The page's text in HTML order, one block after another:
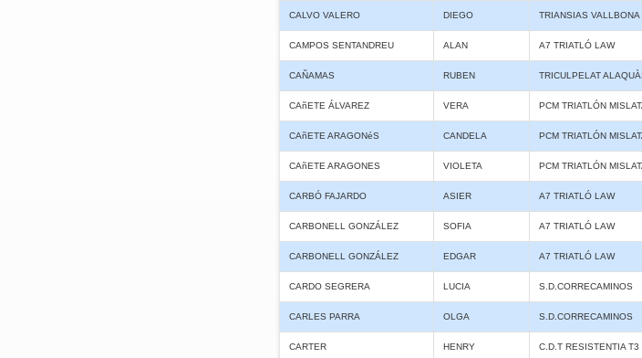
CALVO VALERO DIEGO TRIANSIAS VALLBONA
CAMPOS SENTANDREU ALAN A7 TRIATLÓ LAW
CAÑAMAS RUBEN TRICULPELAT
CAñETE ÁLVAREZ VERA PCM TRIATLÓN
CAñETE ARAGONéS CANDELA PCM TRIATLÓN
CAñETE ARAGONES VIOLETA PCM TRIATLÓN
CARBÓ FAJARDO ASIER A7 TRIATLÓ LAW
CARBONELL GONZÁLEZ SOFIA A7 TRIATLÓ LAW
CARBONELL GONZÁLEZ EDGAR A7 TRIATLÓ LAW
CARDO SEGRERA LUCIA S.D.CORRECAMINOS
CARLES PARRA OLGA S.D.CORRECAMINOS
CARTER HENRY C.D.T RESISTENTIA T3